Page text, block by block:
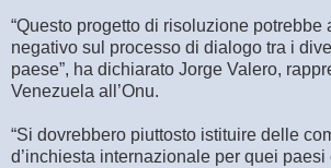
“Questo progetto di risoluzione potrebbe
negativo sul processo di dialogo tra i
paese”, ha dichiarato Jorge Valero,
Venezuela all’Onu.
“Si dovrebbero piuttosto istituire delle
d’inchiesta internazionale per quei